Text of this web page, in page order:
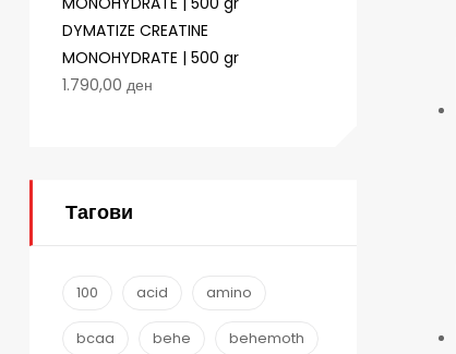
DYMATIZE CREATINE
MONOHYDRATE | 500 gr
1.790,00 ден
Тагови
100 acid amino
bcaa behe behemoth